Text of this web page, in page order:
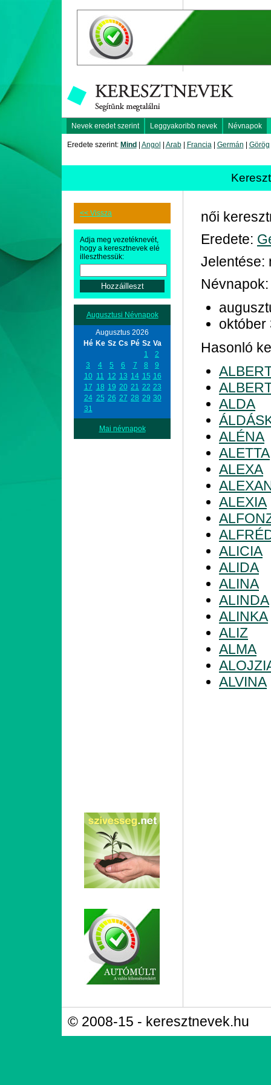
Nevek eredet szerint Leggyakoribb nevek Névnapok
Eredete szerint: Mind Angol Arab| Francia| Germán Görög
<< Vissza
Adja meg vezetéknevét,
hogy a keresztnevek elé
illeszthessük:
Augusztusi Névnapok
Augusztus 2026
Hé Ke Sz Cs Pé Sz Va
1
2
3
4 5 6 7 8
9
10 11 12 13 14 15 16
17 18 19 20 21 22 23
24 25 26 27 28 29 30
31
Mai névnapok
női
Eredete:
Jelentése:
Névnapok:
október
Hasonló
ALDA
ALÉNA
ALETTA
ALEXA
ALEXIA
ALICIA
ALIDA
ALINA
ALINDA
ALINKA
ALIZ
ALMA
ALVINA
© 2008-15 - keresztnevek.hu